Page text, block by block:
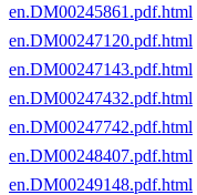
en.DM00245861.pdf.html
en.DM00247120.pdf.html
en.DM00247143.pdf.html
en.DM00247432.pdf.html
en.DM00247742.pdf.html
en.DM00248407.pdf.html
en.DM00249148.pdf.html